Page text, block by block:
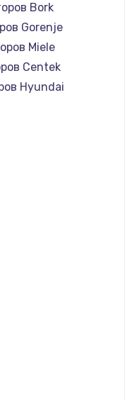
Bork
Gorenje
Miele
Centek
Hyundai
DELTA
Silter
Chayka
Beko
Vivitek
RED solution